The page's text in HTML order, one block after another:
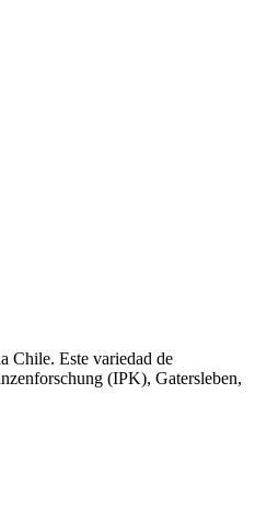
Chile. Este variedad de
(IPK), Gatersleben,